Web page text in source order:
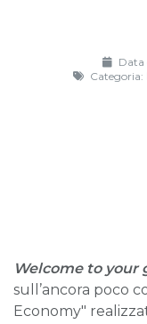
Categoria:
Welcome to your
sull’ancora poco
Economy"